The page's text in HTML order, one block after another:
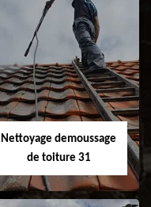
Isolation toiture 31
Nettoyage demoussage
de toiture 31